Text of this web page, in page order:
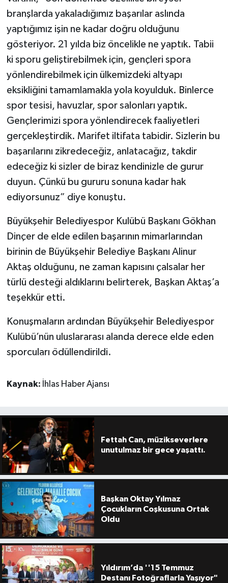
branşlarda yakaladığımız başarılar aslında
yaptığımız işin ne kadar doğru olduğunu
gösteriyor. 21 yılda biz öncelikle ne yaptık. Tabii
ki sporu geliştirebilmek için, gençleri spora
yönlendirebilmek için ülkemizdeki altyapı
eksikliğini tamamlamakla yola koyulduk. Binlerce
spor tesisi, havuzlar, spor salonları yaptık.
Gençlerimizi spora yönlendirecek faaliyetleri
gerçekleştirdik. Marifet iltifata tabidir. Sizlerin bu
başarılarını zikredeceğiz, anlatacağız, takdir
edeceğiz ki sizler de biraz kendinizle de gurur
duyun. Çünkü bu gururu sonuna kadar hak
ediyorsunuz” diye konuştu.
Büyükşehir Belediyespor Kulübü Başkanı Gökhan
Dinçer de elde edilen başarının mimarlarından
birinin de Büyükşehir Belediye Başkanı Alinur
Aktaş olduğunu, ne zaman kapısını çalsalar her
türlü desteği aldıklarını belirterek, Başkan Aktaş’a
teşekkür etti.
Konuşmaların ardından Büyükşehir Belediyespor
Kulübü’nün uluslararası alanda derece elde eden
sporcuları ödüllendirildi.
Kaynak: İhlas Haber Ajansı
Fettah Can, müzikseverlere
unutulmaz bir gece yaşattı.
Başkan Oktay Yılmaz
Çocukların Coşkusuna Ortak
Oldu
Yıldırım’da ''15 Temmuz
Destanı Fotoğraflarla Yaşıyor"